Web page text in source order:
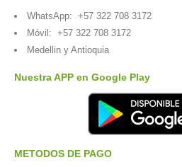
WhatsApp: +57 322 708 3172
Móvil: +57 322 708 3172
Medellin y Antioquia
Nuestra APP en Google Play
METODOS DE PAGO